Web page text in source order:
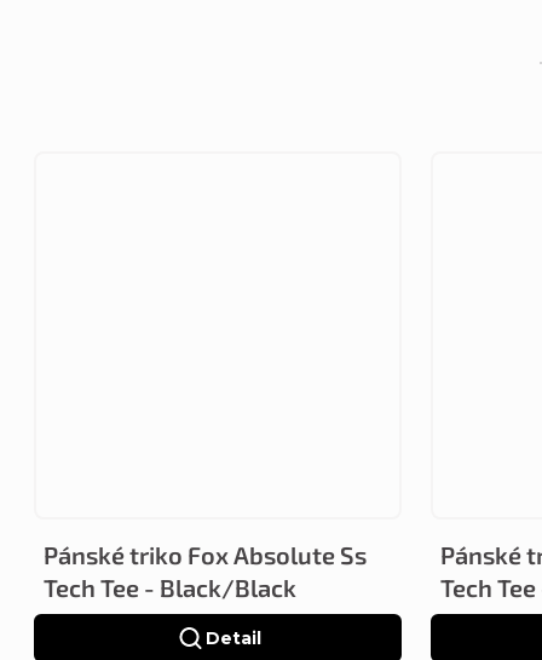
Pánské triko Fox Absolute Ss
Tech Tee - Black/Black
Detail
Pánské
Tech